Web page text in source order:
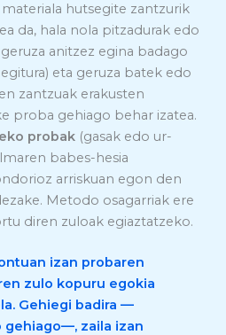
hutsegite zantzurik
da, hala nola pitzadurak edo
anitzez egina badago
eta geruza batek edo
zantzuak erakusten
proba gehiago behar izatea.
probak(gasak edo ur-
babes-hesia
arriskuan egon den
Metodo osagarriak ere
diren zuloak egiaztatzeko.
izan probaren
zulo kopuru egokia
Gehiegi badira —
gehiago—, zaila izan